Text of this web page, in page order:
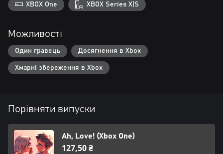
XBOX One XBOX Series X|S
Можливості
Один гравець Досягнення в Xbox
Хмарні збереження в Xbox
Порівняти випуски
Ah, Love! (Xbox One)
127,50 ₴